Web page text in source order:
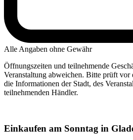
Alle Angaben ohne Gewähr
Öffnungszeiten und teilnehmende
Veranstaltung abweichen. Bitte prüft vor
die Informationen der Stadt, des
teilnehmenden Händler.
Einkaufen am Sonntag in